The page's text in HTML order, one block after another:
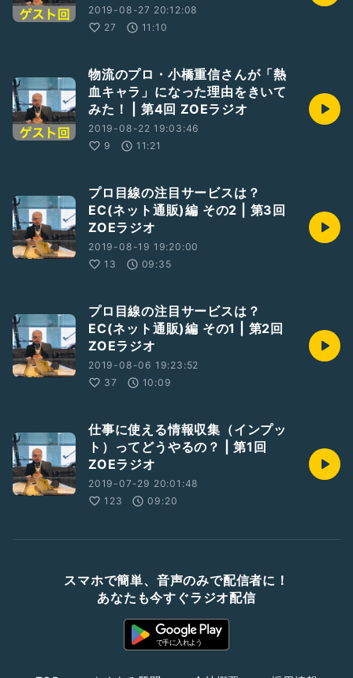
2019-08-27 20:12:08
27
11:10
物流のプロ・小橋重信さんが「熱
血キャラ」になった理由をきいて
みた！ | 第4回 ZOEラジオ
2019-08-22 19:03:46
9
11:21
プロ目線の注目サービスは？
EC(ネット通販)編 その2 | 第3回
ZOEラジオ
2019-08-19 19:20:00
13
09:35
プロ目線の注目サービスは？
EC(ネット通販)編 その1 | 第2回
ZOEラジオ
2019-08-06 19:23:52
37
10:09
仕事に使える情報収集（インプッ
ト）ってどうやるの？ | 第1回
ZOEラジオ
2019-07-29 20:01:48
123
09:20
スマホで簡単、音声のみで配信者に！
あなたも今すぐラジオ配信